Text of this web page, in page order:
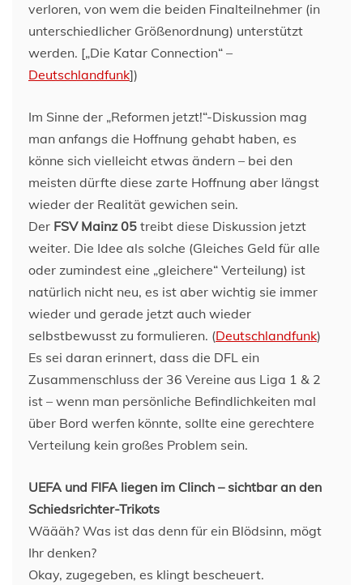
verloren, von wem die beiden Finalteilnehmer (in
unterschiedlicher Größenordnung) unterstützt
werden. [„Die Katar Connection“ –
Deutschlandfunk])
Im Sinne der „Reformen jetzt!“-Diskussion mag
man anfangs die Hoffnung gehabt haben, es
könne sich vielleicht etwas ändern – bei den
meisten dürfte diese zarte Hoffnung aber längst
wieder der Realität gewichen sein.
Der FSV Mainz 05 treibt diese Diskussion jetzt
weiter. Die Idee als solche (Gleiches Geld für alle
oder zumindest eine „gleichere“ Verteilung) ist
natürlich nicht neu, es ist aber wichtig sie immer
wieder und gerade jetzt auch wieder
selbstbewusst zu formulieren. (Deutschlandfunk)
Es sei daran erinnert, dass die DFL ein
Zusammenschluss der 36 Vereine aus Liga 1 & 2
ist – wenn man persönliche Befindlichkeiten mal
über Bord werfen könnte, sollte eine gerechtere
Verteilung kein großes Problem sein.
UEFA und FIFA liegen im Clinch – sichtbar an den
Schiedsrichter-Trikots
Wäääh? Was ist das denn für ein Blödsinn, mögt
Ihr denken?
Okay, zugegeben, es klingt bescheuert.